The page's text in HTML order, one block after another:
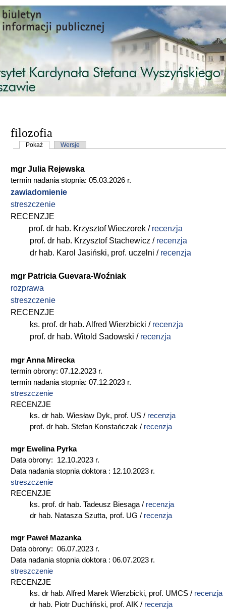
Przejdź do treści
filozofia
Karty podstawowe
Pokaż (aktywna karta)
Wersje
mgr Julia Rejewska
termin nadania stopnia: 05.03.2026 r.
zawiadomienie
streszczenie
RECENZJE
prof. dr hab. Krzysztof Wieczorek / recenzja
prof. dr hab. Krzysztof Stachewicz / recenzja
dr hab. Karol Jasiński, prof. uczelni /recenzja
mgr Patricia Guevara-Woźniak
rozprawa
streszczenie
RECENZJE
ks. prof. dr hab. Alfred Wierzbicki / recenzja
prof. dr hab. Witold Sadowski / recenzja
mgr Anna Mirecka
termin obrony: 07.12.2023 r.
termin nadania stopnia: 07.12.2023 r.
streszczenie
RECENZJE
ks. dr hab. Wiesław Dyk, prof. US / recenzja
prof. dr hab. Stefan Konstańczak / recenzja
mgr Ewelina Pyrka
Data obrony: 12.10.2023 r.
Data nadania stopnia doktora : 12.10.2023 r.
streszczenie
RECENZJE
ks. prof. dr hab. Tadeusz Biesaga / recenzja
dr hab. Natasza Szutta, prof. UG / recenzja
mgr Paweł Mazanka
Data obrony: 06.07.2023 r.
Data nadania stopnia doktora : 06.07.2023 r.
streszczenie
RECENZJE
ks. dr hab. Alfred Marek Wierzbicki, prof. UMCS / recenzja
dr hab. Piotr Duchliński, prof. AIK / recenzja